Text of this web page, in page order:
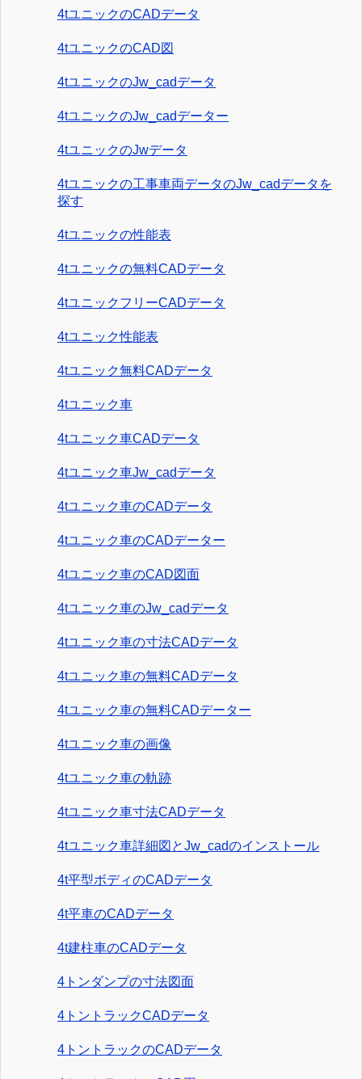
4tユニックのCADデータ
4tユニックのCAD図
4tユニックのJw_cadデータ
4tユニックのJw_cadデーター
4tユニックのJwデータ
4tユニックの工事車両データのJw_cadデータを
探す
4tユニックの性能表
4tユニックの無料CADデータ
4tユニックフリーCADデータ
4tユニック性能表
4tユニック無料CADデータ
4tユニック車
4tユニック車CADデータ
4tユニック車Jw_cadデータ
4tユニック車のCADデータ
4tユニック車のCADデーター
4tユニック車のCAD図面
4tユニック車のJw_cadデータ
4tユニック車の寸法CADデータ
4tユニック車の無料CADデータ
4tユニック車の無料CADデーター
4tユニック車の画像
4tユニック車の軌跡
4tユニック車寸法CADデータ
4tユニック車詳細図とJw_cadのインストール
4t平型ボディのCADデータ
4t平車のCADデータ
4t建柱車のCADデータ
4トンダンプの寸法図面
4トントラックCADデータ
4トントラックのCADデータ